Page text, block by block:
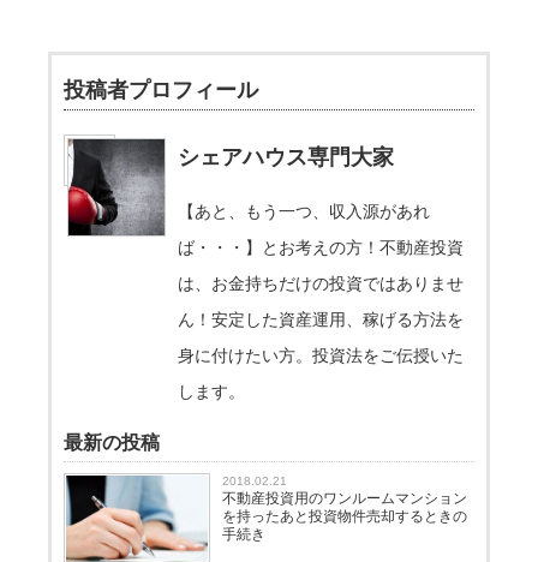
投稿者プロフィール
シェアハウス専門大家
【あと、もう一つ、収入源があれ
ば・・・】とお考えの方！不動産投資
は、お金持ちだけの投資ではありませ
ん！安定した資産運用、稼げる方法を
身に付けたい方。投資法をご伝授いた
します。
最新の投稿
2018.02.21
不動産投資用のワンルームマンション
を持ったあと投資物件売却するときの
手続き